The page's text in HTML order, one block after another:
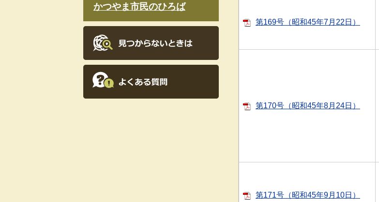
かつやま市民のひろば
第169号（昭和45年7月22日）
第170号（昭和45年8月24日）
第171号（昭和45年9月10日）